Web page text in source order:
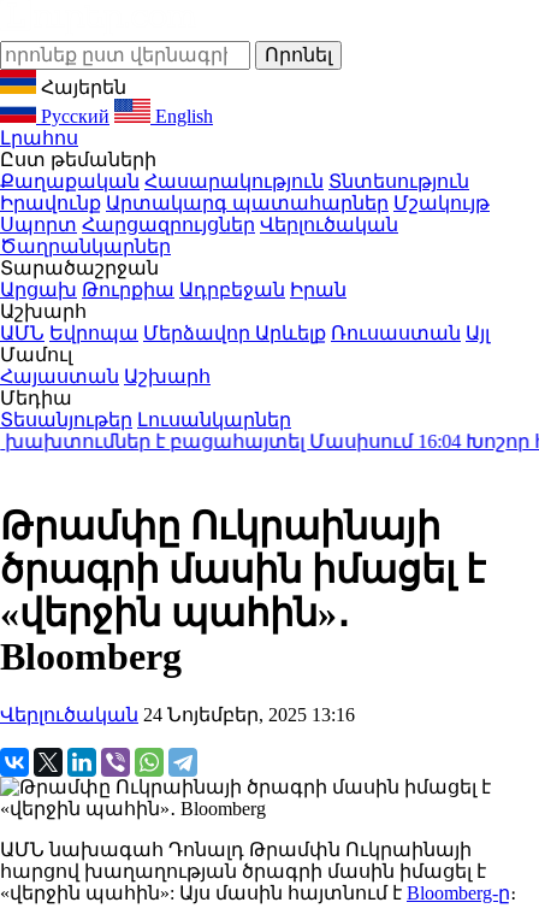
Հայերեն
Русский
English
Լրահոս
Ըստ թեմաների
Քաղաքական Հասարակություն Տնտեսություն
Իրավունք Արտակարգ պատահարներ Մշակույթ
Սպորտ Հարցազրույցներ Վերլուծական
Ծաղրանկարներ
Տարածաշրջան
Արցախ Թուրքիա Ադրբեջան Իրան
Աշխարհ
ԱՄՆ Եվրոպա Մերձավոր Արևելք Ռուսաստան Այլ
Մամուլ
Հայաստան Աշխարհ
Մեդիա
Տեսանյութեր Լուսանկարներ
է բացահայտել Մասիսում16:04Խոշոր
Թրամփը Ուկրաինայի
ծրագրի մասին իմացել է
«վերջին պահին»․
Bloomberg
Վերլուծական 24 Նոյեմբեր, 2025 13:16
ԱՄՆ նախագահ Դոնալդ Թրամփն Ուկրաինայի
հարցով խաղաղության ծրագրի մասին իմացել է
«վերջին պահին»: Այս մասին հայտնում է Bloomberg-ը։